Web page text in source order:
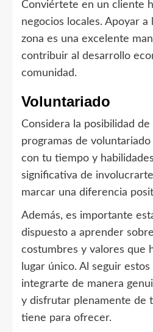
Conviértete en un cliente
negocios locales. Apoyar a
zona es una excelente
contribuir al desarrollo
comunidad.
Voluntariado
Considera la posibilidad
programas de
con tu tiempo y
significativa de
marcar una diferencia
Además, es importante
dispuesto a aprender
costumbres y valores que
lugar único. Al seguir
integrarte de manera
y disfrutar plenamente de
tiene para ofrecer.